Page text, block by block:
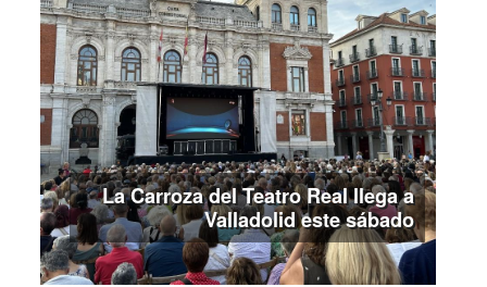
La Carroza del Teatro Real llega a
Valladolid este sábado